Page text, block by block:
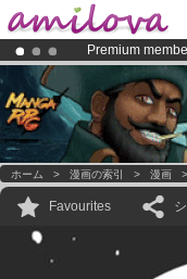
Premium
Amilova
Already 100000
ホーム > 漫画の索引 > 漫画
Favourites